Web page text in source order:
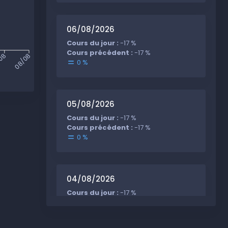
08/08
06/08/2026
Cours du jour :-17 %
Cours précédent :-17 %
0 %
05/08/2026
Cours du jour :-17 %
Cours précédent :-17 %
0 %
04/08/2026
Cours du jour :-17 %